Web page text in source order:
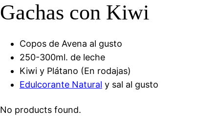
Gachas con Kiwi
Copos de Avena al gusto
250-300ml. de leche
Kiwi y Plátano (En rodajas)
Edulcorante Natural y sal al gusto
No products found.